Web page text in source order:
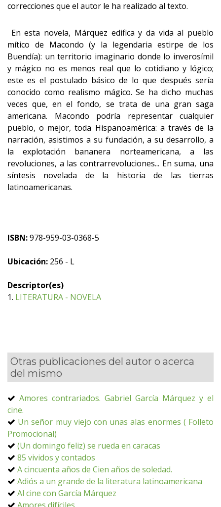
correcciones que el autor le ha realizado al texto.
En esta novela, Márquez edifica y da vida al pueblo
mítico de Macondo (y la legendaria estirpe de los
Buendía): un territorio imaginario donde lo inverosímil
y mágico no es menos real que lo cotidiano y lógico;
este es el postulado básico de lo que después sería
conocido como realismo mágico. Se ha dicho muchas
veces que, en el fondo, se trata de una gran saga
americana. Macondo podría representar cualquier
pueblo, o mejor, toda Hispanoamérica: a través de la
narración, asistimos a su fundación, a su desarrollo, a
la explotación bananera norteamericana, a las
revoluciones, a las contrarrevoluciones... En suma, una
síntesis novelada de la historia de las tierras
latinoamericanas.
ISBN:978-959-03-0368-5
Ubicación: 256 - L
Descriptor(es)
1. LITERATURA - NOVELA
Otras publicaciones del autor o acerca
del mismo
Amores contrariados. Gabriel García Márquez y el
cine.
Un señor muy viejo con unas alas enormes ( Folleto
Promocional)
(Un domingo feliz) se rueda en caracas
85 vividos y contados
A cincuenta años de Cien años de soledad.
Adiós a un grande de la literatura latinoamericana
Al cine con García Márquez